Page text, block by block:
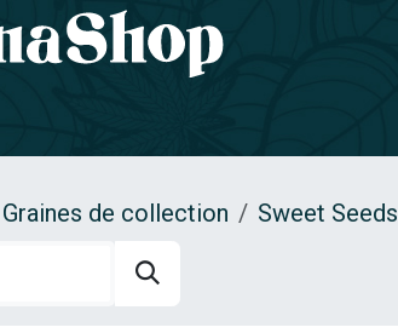
Graines de collection Sweet Seeds